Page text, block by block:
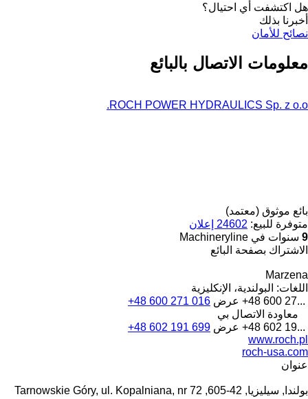
هل اكتشفت أي احتيال؟
أخبرنا بذلك
نصائح للأمان
معلومات الاتصال بالبائع
ROCH POWER HYDRAULICS Sp. z o.o.
بائع موثوق (معتمد)
متوفرة للبيع: 24602 إعلان
9 سنوات في Machineryline
الاشتراك بصفحة البائع
Marzena
اللغات: البولندية، الإنكليزية
+48 600 27... عرض +48 600 271 016
معاودة الاتصال بي
+48 602 19... عرض +48 602 191 699
www.roch.pl
roch-usa.com
عنوان
بولندا, سيليزيا, 42-605, Tarnowskie Góry, ul. Kopalniana, nr 72